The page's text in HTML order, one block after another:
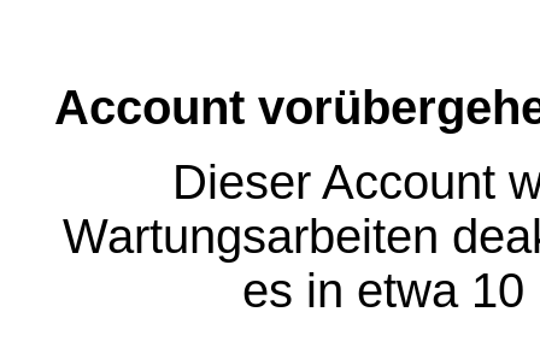
Account
Dieser Account
Wartungsarbeiten
es in etwa